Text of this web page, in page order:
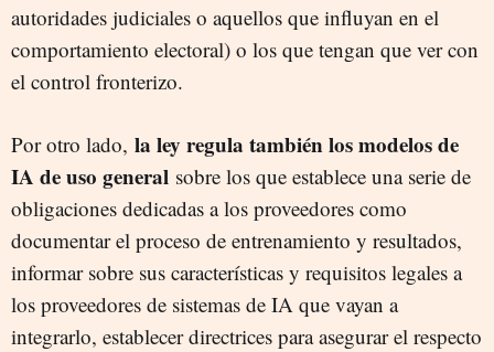
autoridades judiciales o aquellos que influyan en el
comportamiento electoral) o los que tengan que ver con
el control fronterizo.
Por otro lado, la ley regula también los modelos de
IA de uso general sobre los que establece una serie de
obligaciones dedicadas a los proveedores como
documentar el proceso de entrenamiento y resultados,
informar sobre sus características y requisitos legales a
los proveedores de sistemas de IA que vayan a
integrarlo, establecer directrices para asegurar el respecto